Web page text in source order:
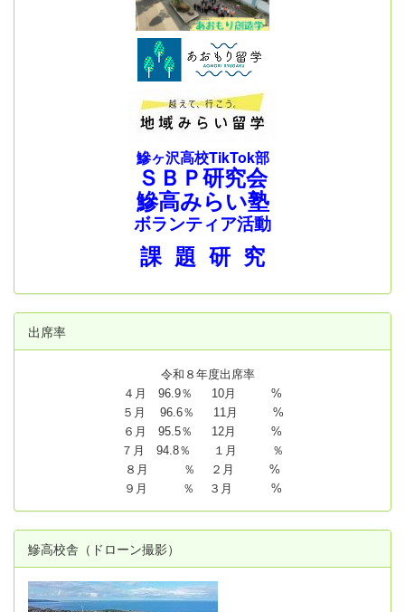
鰺ヶ沢高校TikTok部
ＳＢＰ研究会
鰺高みらい塾
ボランティア活動
課 題 研 究
出席率
令和８年度出席率
４月 96.9％ 10月 %
５月 96.6％ 11月 %
６月 95.5％ 12月 %
７月 94.8％ １月 ％
８月 ％ ２月 %
９月 ％ ３月 %
鰺高校舎（ドローン撮影）